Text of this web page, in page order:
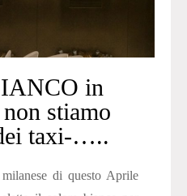
in
stiamo
taxi-…..
di questo Aprile